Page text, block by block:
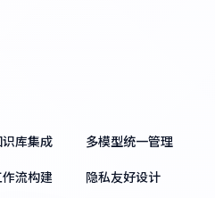
库集成
多模型统一管理
流构建 隐私友好设计